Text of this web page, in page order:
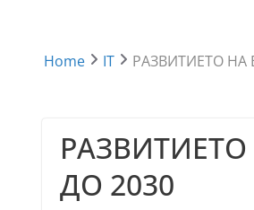
Home IT РАЗВИТИЕТО НА
ДО 2030